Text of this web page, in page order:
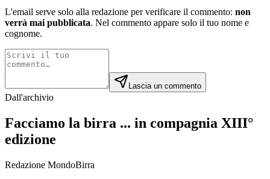
L'email serve solo alla redazione per verificare il commento: non
verrà mai pubblicata. Nel commento appare solo il tuo nome e
cognome.
Lascia un commento
Dall'archivio
Facciamo la birra ... in compagnia XIII°
edizione
Redazione MondoBirra